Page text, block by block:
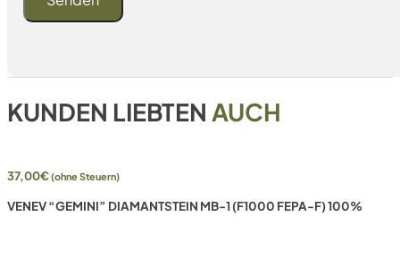
KUNDEN LIEBTEN AUCH
37,00€(ohne Steuern)
VENEV “GEMINI” DIAMANTSTEIN MB-1 (F1000 FEPA-F) 100%